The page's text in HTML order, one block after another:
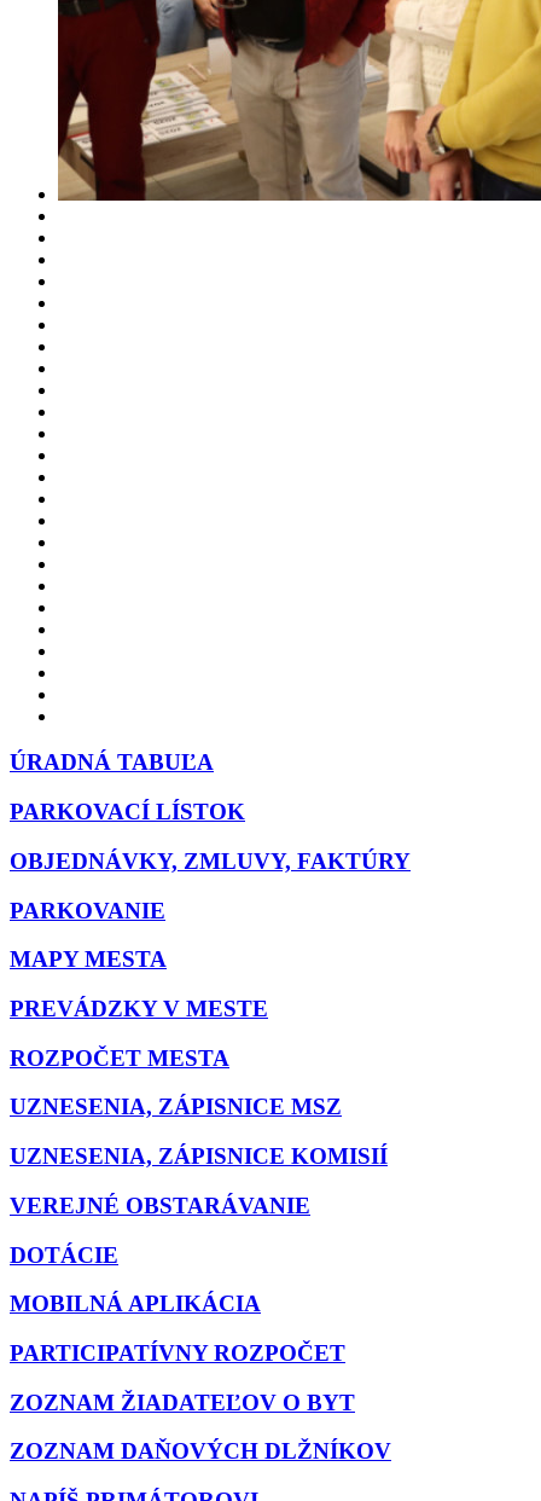
ÚRADNÁ TABUĽA
PARKOVACÍ LÍSTOK
OBJEDNÁVKY, ZMLUVY, FAKTÚRY
PARKOVANIE
MAPY MESTA
PREVÁDZKY V MESTE
ROZPOČET MESTA
UZNESENIA, ZÁPISNICE MSZ
UZNESENIA, ZÁPISNICE KOMISIÍ
VEREJNÉ OBSTARÁVANIE
DOTÁCIE
MOBILNÁ APLIKÁCIA
PARTICIPATÍVNY ROZPOČET
ZOZNAM ŽIADATEĽOV O BYT
ZOZNAM DAŇOVÝCH DLŽNÍKOV